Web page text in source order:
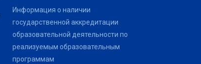
Информация о наличии
государственной аккредитации
образовательной деятельности по
реализуемым образовательным
программам